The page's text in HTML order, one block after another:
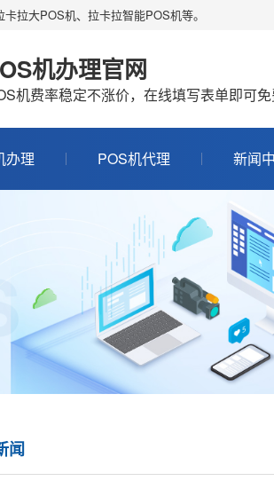
拉大POS机、拉卡拉智能POS机等。
机办理官网
机费率稳定不涨价，在线填写表单即可免
办理 POS机代理 新闻
闻